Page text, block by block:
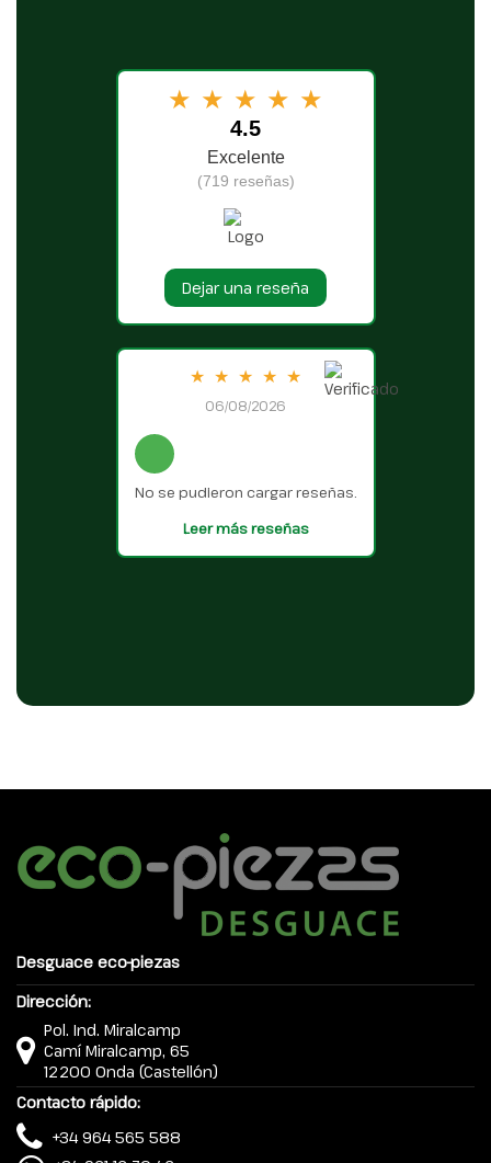
★ ★ ★ ★ ★
4.5
Excelente
(719 reseñas)
Dejar una reseña
★ ★ ★ ★ ★
06/08/2026
No se pudieron cargar reseñas.
Leer más reseñas
Desguace eco-piezas
Dirección:
Pol. Ind. Miralcamp
Camí Miralcamp, 65
12200 Onda (Castellón)
Contacto rápido:
+34 964 565 588